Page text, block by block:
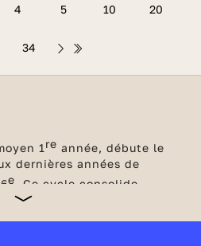
4 5 10 20
34
1re année, débute le
dernières années de
e . Ce cycle consolide
fondamentaux et initie la